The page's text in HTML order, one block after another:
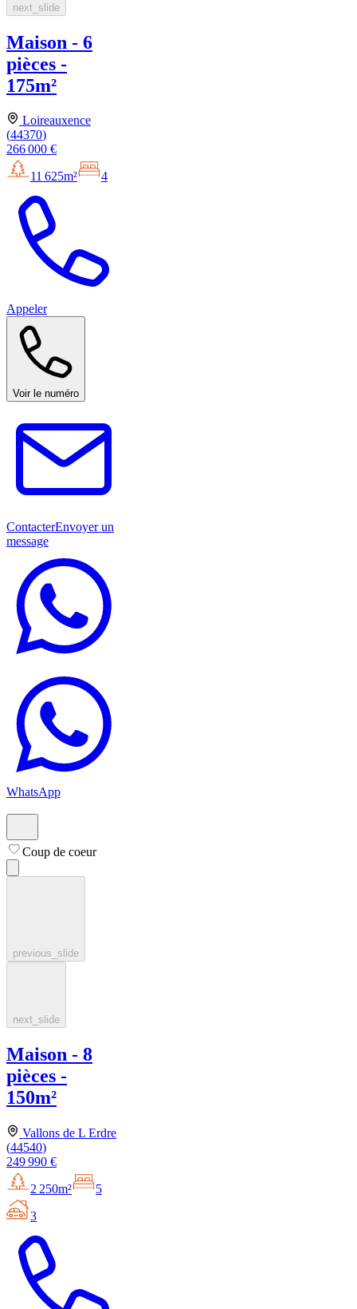
next_slide
Maison - 6
pièces -
175m²
Loireauxence
(44370)
266 000 €
11 625m²
4
Appeler
Voir le numéro
ContacterEnvoyer un
message
WhatsApp
Coup de coeur
previous_slide
next_slide
Maison - 8
pièces -
150m²
Vallons de L Erdre
(44540)
249 990 €
2 250m²
5
3